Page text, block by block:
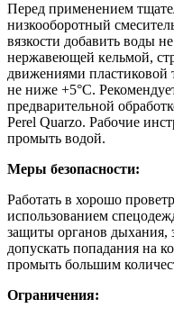
Перед применением
низкооборотный
вязкости добавить воды
нержавеющей кельмой,
движениями пластиковой
не ниже +5°С.
предварительной
Perel Quarzo. Рабочие
промыть водой.
Меры безопасности:
Работать в хорошо
использованием
защиты органов
допускать попадания на
промыть большим
Ограничения: